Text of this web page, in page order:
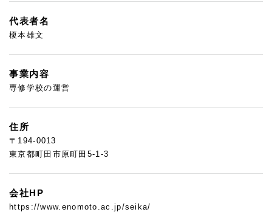
代表者名
榎本雄文
事業内容
専修学校の運営
住所
〒194-0013
東京都町田市原町田5-1-3
会社HP
https://www.enomoto.ac.jp/seika/